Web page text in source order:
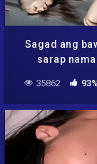
Sagad ang
sarap
35862